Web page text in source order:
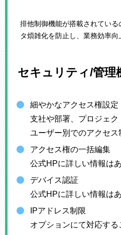
排他制御機能が搭載されてい
タ煩雑化を防止し、業務効率向
セキュリティ/管理
細やかなアクセス権設定
支社や部署、プロジェク
ユーザー別でのアクセ
アクセス権の一括編集
公式HPに詳しい情報は
デバイス認証
公式HPに詳しい情報は
IPアドレス制限
オプションにて対応する